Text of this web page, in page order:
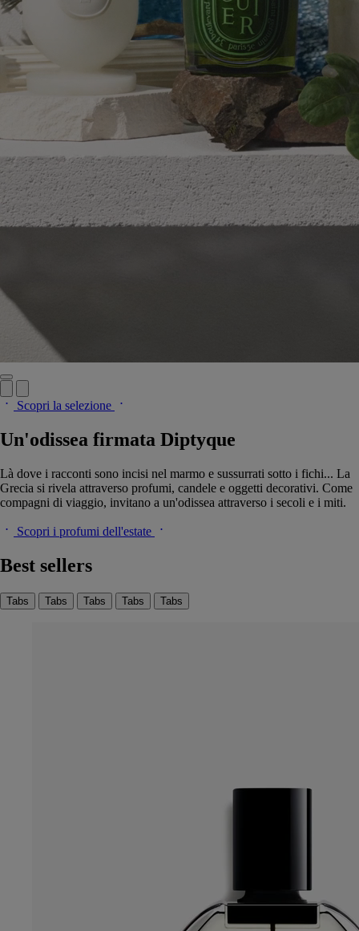
Scopri la selezione
Un'odissea firmata Diptyque
Là dove i racconti sono incisi nel marmo e sussurrati sotto i fichi... La
Grecia si rivela attraverso profumi, candele e oggetti decorativi. Come
compagni di viaggio, invitano a un'odissea attraverso i secoli e i miti.
Scopri i profumi dell'estate
Best sellers
Tabs Tabs Tabs Tabs Tabs